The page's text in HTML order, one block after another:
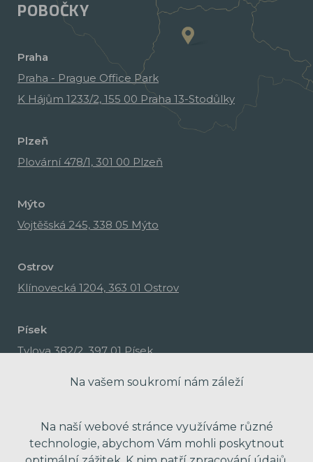
POBOČKY
Praha
Praha - Prague Office Park
K Hájům 1233/2, 155 00 Praha 13-Stodůlky
Plzeň
Plovární 478/1, 301 00 Plzeň
Mýto
Vojtěšská 245, 338 05 Mýto
Ostrov
Klínovecká 1204, 363 01 Ostrov
Písek
Tylova 382/2, 397 01 Písek
Na vašem soukromí nám záleží
Na naší webové stránce využíváme různé
technologie, abychom Vám mohli poskytnout